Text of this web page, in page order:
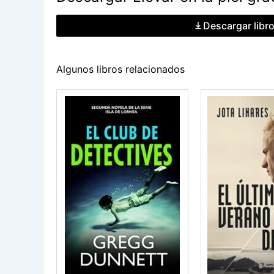
Descargar libro
Algunos libros relacionados